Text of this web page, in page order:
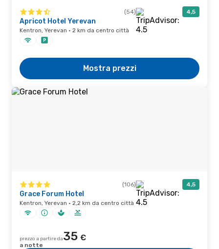
(54) 4,5
Apricot Hotel Yerevan
Kentron, Yerevan · 2 km da centro città
Mostra prezzi
(106) 4,5
Grace Forum Hotel
Kentron, Yerevan · 2,2 km da centro città
prezzo a partire da35 €
a notte